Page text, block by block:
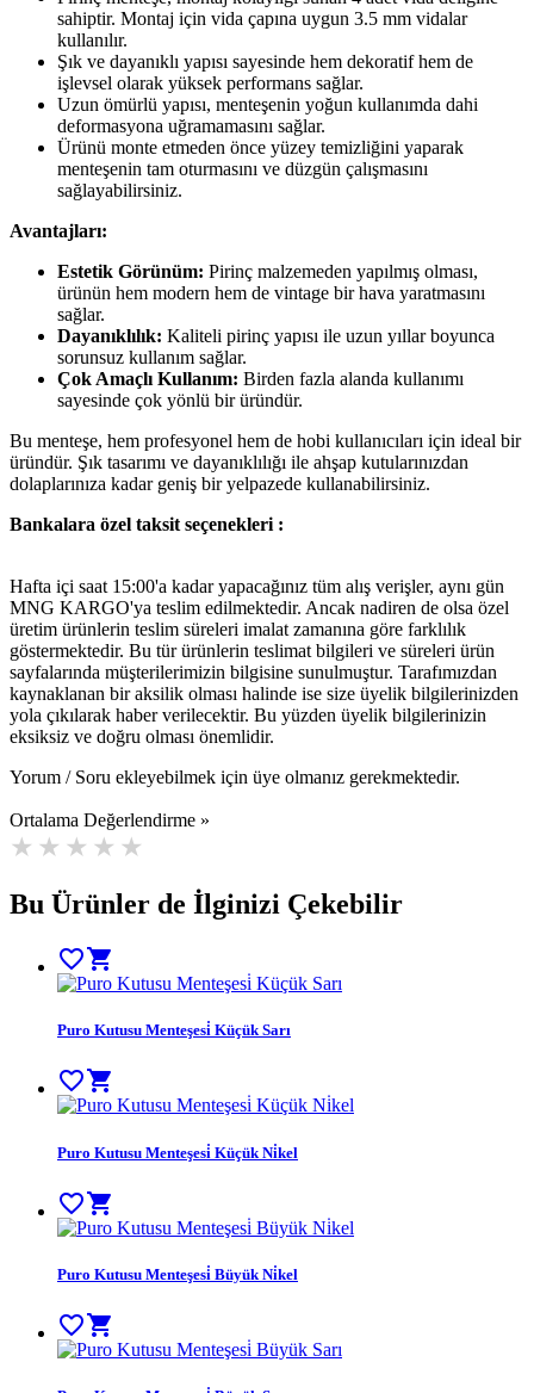
sahiptir. Montaj için vida çapına uygun 3.5 mm vidalar
kullanılır.
Şık ve dayanıklı yapısı sayesinde hem dekoratif hem de
işlevsel olarak yüksek performans sağlar.
Uzun ömürlü yapısı, menteşenin yoğun kullanımda dahi
deformasyona uğramamasını sağlar.
Ürünü monte etmeden önce yüzey temizliğini yaparak
menteşenin tam oturmasını ve düzgün çalışmasını
sağlayabilirsiniz.
Avantajları:
Estetik Görünüm: Pirinç malzemeden yapılmış olması,
ürünün hem modern hem de vintage bir hava yaratmasını
sağlar.
Dayanıklılık: Kaliteli pirinç yapısı ile uzun yıllar boyunca
sorunsuz kullanım sağlar.
Çok Amaçlı Kullanım: Birden fazla alanda kullanımı
sayesinde çok yönlü bir üründür.
Bu menteşe, hem profesyonel hem de hobi kullanıcıları için ideal bir
üründür. Şık tasarımı ve dayanıklılığı ile ahşap kutularınızdan
dolaplarınıza kadar geniş bir yelpazede kullanabilirsiniz.
Bankalara özel taksit seçenekleri :
Hafta içi saat 15:00'a kadar yapacağınız tüm alış verişler, aynı gün
MNG KARGO'ya teslim edilmektedir. Ancak nadiren de olsa özel
üretim ürünlerin teslim süreleri imalat zamanına göre farklılık
göstermektedir. Bu tür ürünlerin teslimat bilgileri ve süreleri ürün
sayfalarında müşterilerimizin bilgisine sunulmuştur. Tarafımızdan
kaynaklanan bir aksilik olması halinde ise size üyelik bilgilerinizden
yola çıkılarak haber verilecektir. Bu yüzden üyelik bilgilerinizin
eksiksiz ve doğru olması önemlidir.
Yorum / Soru ekleyebilmek için üye olmanız gerekmektedir.
Ortalama Değerlendirme »
Bu Ürünler de İlginizi Çekebilir
favorite_bordershopping_cart
Puro Kutusu Menteşesi̇ Küçük Sarı
favorite_border shopping_cart
Puro Kutusu Menteşesi̇ Küçük Ni̇kel
favorite_bordershopping_cart
Puro Kutusu Menteşesi̇ Büyük Ni̇kel
favorite_bordershopping_cart